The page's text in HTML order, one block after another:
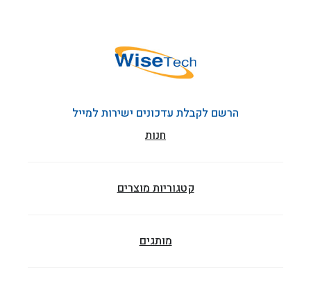
הרשם לקבלת עדכונים ישירות למייל
חנות
קטגוריות מוצרים
מותגים